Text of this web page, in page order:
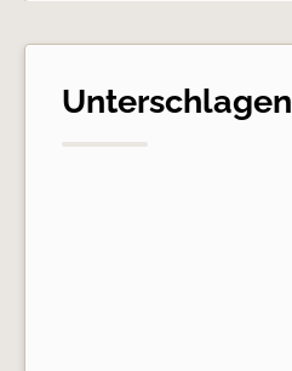
Unterschlagen